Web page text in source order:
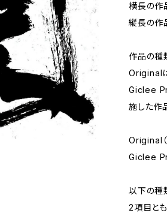
横長の
縦長の
作品の種
Original
Giclee
施した作
Original
Giclee
以下の種
2項目と